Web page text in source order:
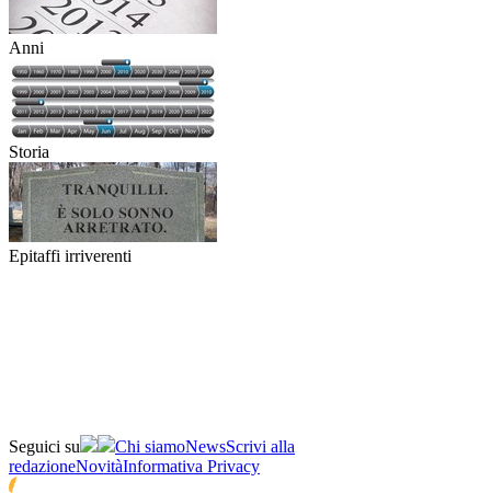
Anni
Storia
Epitaffi irriverenti
Seguici su Chi siamoNewsScrivi alla
redazioneNovitàInformativa Privacy